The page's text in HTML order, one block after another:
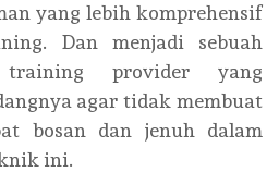
yang lebih komprehensif
Dan menjadi sebuah
provider yang
agar tidak membuat
bosan dan jenuh dalam
ini.